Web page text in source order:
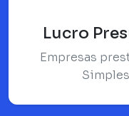
Lucro
Empresas